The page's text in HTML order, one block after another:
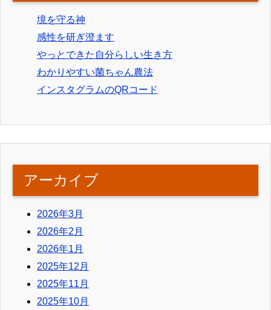
境を守る神
感性を研ぎ澄ます
やっとできた自分らしい生き方
わかりやすい菌ちゃん農法
インスタグラムのQRコード
アーカイブ
2026年3月
2026年2月
2026年1月
2025年12月
2025年11月
2025年10月